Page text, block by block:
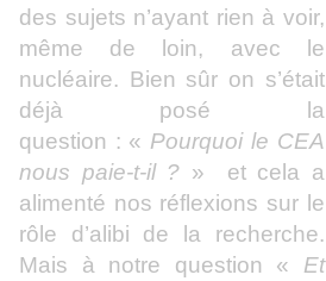
des sujets n’ayant rien à voir,
même de loin, avec le
nucléaire. Bien sûr on s’était
déjà posé la
question : « Pourquoi le CEA
nous paie-t-il ? » et cela a
alimenté nos réflexions sur le
rôle d’alibi de la recherche.
Mais à notre question « Et